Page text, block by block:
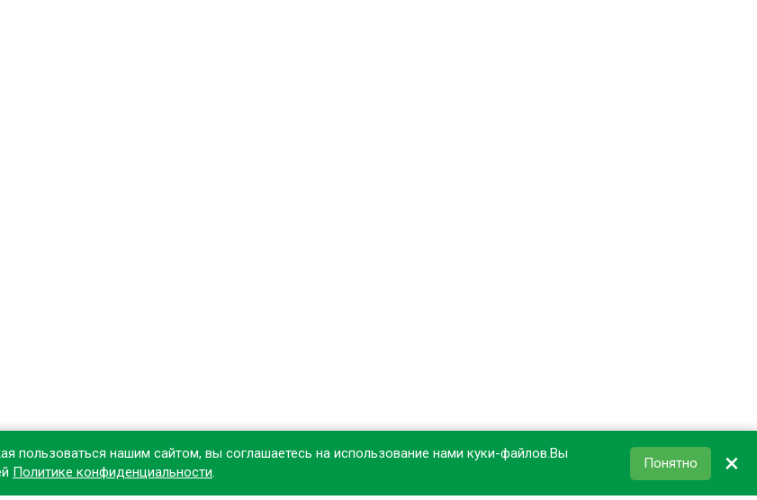
приложение, чтобы делать покупки удобнее!
нашим сайтом, вы соглашаетесь на использование нами куки-файлов.Вы
Политике конфиденциальности.
Понятно ×